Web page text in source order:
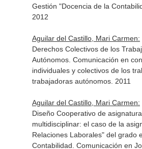
Gestión "Docencia de la
2012
Aguilar del Castillo, Mari Carmen:
Derechos Colectivos de los
Autónomos. Comunicación en
individuales y colectivos de los
trabajadoras autónomos. 2011
Aguilar del Castillo, Mari Carmen:
Diseño Cooperativo de
multidisciplinar: el caso de la
Relaciones Laborales" del grado
Contabilidad. Comunicación en